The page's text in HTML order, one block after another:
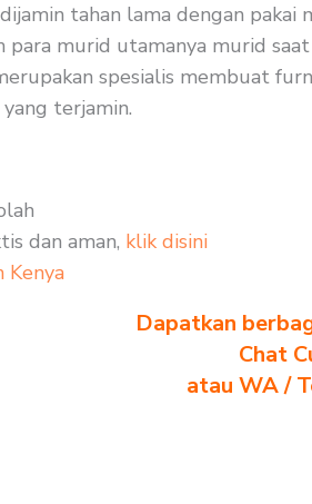
tahan lama dengan
murid utamanya murid
spesialis membuat
terjamin.
dan aman, klik disini
Kenya
Dapatkan
Chat
atau WA /